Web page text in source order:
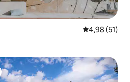
Gemiddelde
4,98 (51)